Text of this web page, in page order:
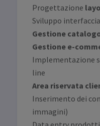
Progettazione
Sviluppo
Gestione
Gestione e-
Implementazione
line
Area riservata
Inserimento dei
immagini)